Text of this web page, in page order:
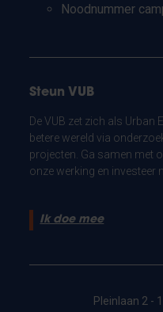
Noodnummer
Steun VUB
De VUB zet zich als Urban
betere wereld via
projecten. Ga samen met
onze werking en investeer
Ik doe mee
Pleinlaan 2 -